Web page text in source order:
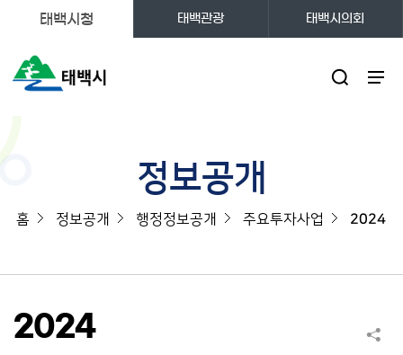
태백시청 태백관광 태백시의회
정보공개
홈 정보공개 행정정보공개 주요투자사업 2024
2024